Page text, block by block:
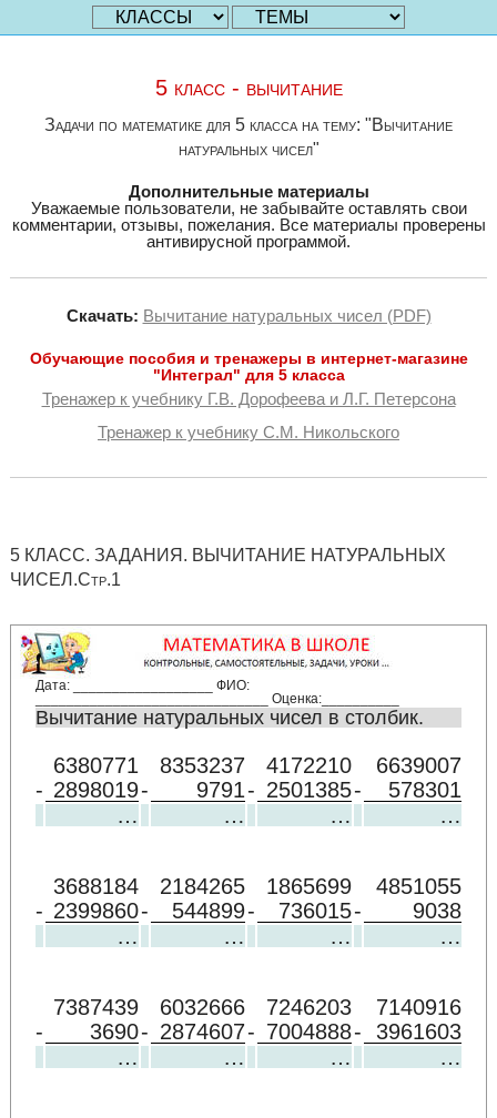
5 класс - вычитание
Задачи по математике для 5 класса на тему: "Вычитание
натуральных чисел"
Дополнительные материалы
Уважаемые пользователи, не забывайте оставлять свои
комментарии, отзывы, пожелания. Все материалы проверены
антивирусной программой.
Скачать: Вычитание натуральных чисел (PDF)
Обучающие пособия и тренажеры в интернет-магазине
"Интеграл" для 5 класса
Тренажер к учебнику Г.В. Дорофеева и Л.Г. Петерсона
Тренажер к учебнику С.М. Никольского
5 КЛАСС. ЗАДАНИЯ. ВЫЧИТАНИЕ НАТУРАЛЬНЫХ
ЧИСЕЛ.Стр.1
Дата: __________________ ФИО:
______________________________ Оценка:__________
Вычитание натуральных чисел в столбик.
6380771 8353237 4172210
6639007
- 2898019- 9791- 2501385-
578301
…
… … …
3688184 2184265 1865699
4851055
- 2399860- 544899- 736015-
9038
…
… … …
7387439 6032666 7246203
7140916
-
3690- 2874607- 7004888-
3961603
…
… … …